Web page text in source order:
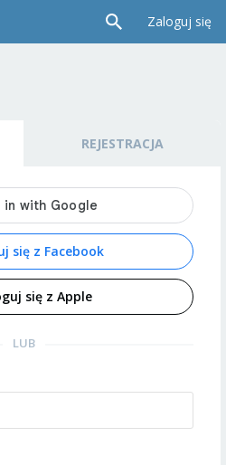
Zaloguj się
REJESTRACJA
się z Facebook
się z Apple
LUB